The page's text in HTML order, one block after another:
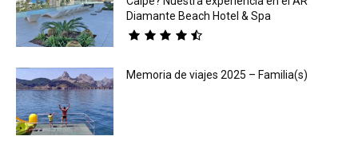
Diamante Beach Hotel & Spa
Memoria de viajes 2025 – Familia(s)